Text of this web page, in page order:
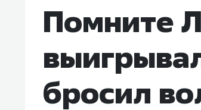
Помните
бросил